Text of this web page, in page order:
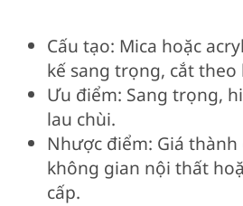
Cấu tạo: Mica hoặc
kế sang trọng, cắt theo
Ưu điểm: Sang trọng,
lau chùi.
Nhược điểm: Giá
không gian nội thất
cấp.